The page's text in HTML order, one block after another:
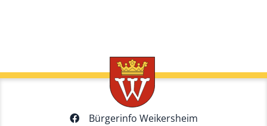
Bürgerinfo Weikersheim